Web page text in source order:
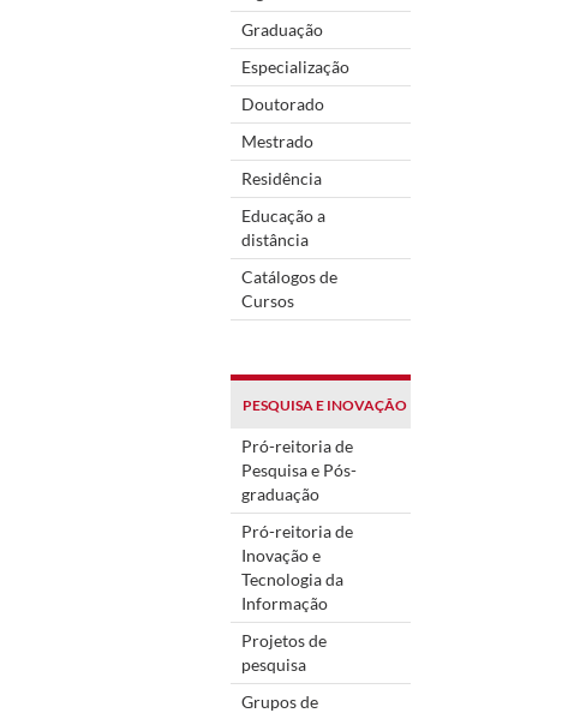
Graduação
Especialização
Doutorado
Mestrado
Residência
Educação a
distância
Catálogos de
Cursos
PESQUISA E INOVAÇÃO
Pró-reitoria de
Pesquisa e Pós-
graduação
Pró-reitoria de
Inovação e
Tecnologia da
Informação
Projetos de
pesquisa
Grupos de